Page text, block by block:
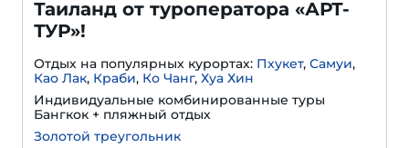
Таиланд от туроператора «АРТ-
ТУР»!
Отдых на популярных курортах: Пхукет, Самуи,
Као Лак, Краби, Ко Чанг, Хуа Хин
Индивидуальные комбинированные туры
Бангкок + пляжный отдых
Золотой треугольник